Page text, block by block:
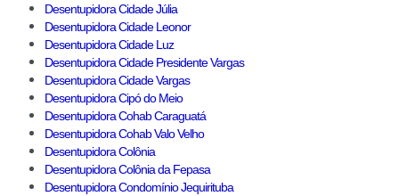
Desentupidora Cidade Júlia
Desentupidora Cidade Leonor
Desentupidora Cidade Luz
Desentupidora Cidade Presidente Vargas
Desentupidora Cidade Vargas
Desentupidora Cipó do Meio
Desentupidora Cohab Caraguatá
Desentupidora Cohab Valo Velho
Desentupidora Colônia
Desentupidora Colônia da Fepasa
Desentupidora Condomínio Jequirituba